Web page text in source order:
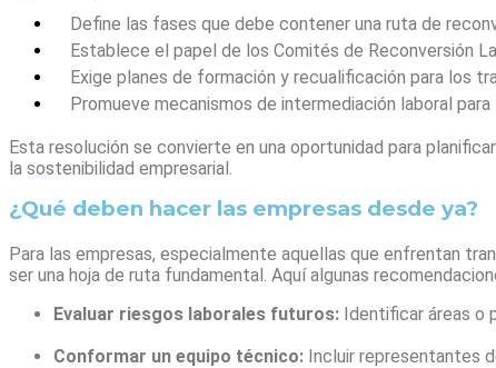
Define las fases que debe contener una ruta de
Establece el papel de los Comités de Reconversión
Exige planes de formación y recualificación para los
Promueve mecanismos de intermediación laboral
Esta resolución se convierte en una oportunidad para
la sostenibilidad empresarial.
¿Qué deben hacer las empresas desde ya?
Para las empresas, especialmente aquellas que enfrentan
ser una hoja de ruta fundamental. Aquí algunas
Evaluar riesgos laborales futuros: Identificar áreas o
Conformar un equipo técnico: Incluir representantes